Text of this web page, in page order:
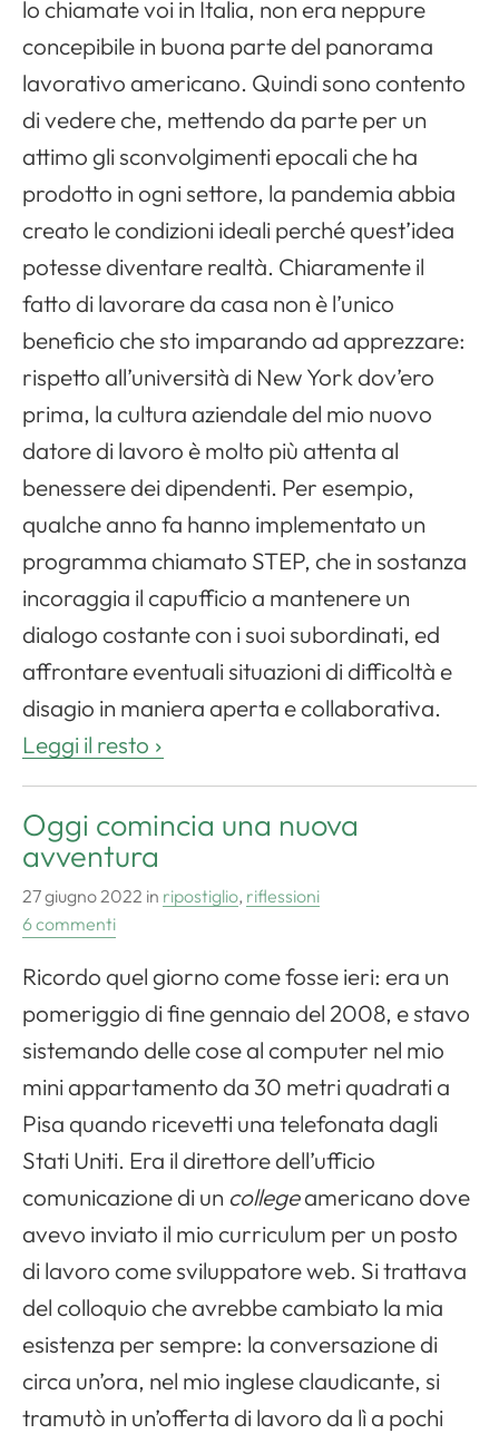
lo chiamate voi in Italia, non era neppure
concepibile in buona parte del panorama
lavorativo americano. Quindi sono contento
di vedere che, mettendo da parte per un
attimo gli sconvolgimenti epocali che ha
prodotto in ogni settore, la pandemia abbia
creato le condizioni ideali perché quest’idea
potesse diventare realtà. Chiaramente il
fatto di lavorare da casa non è l’unico
beneficio che sto imparando ad apprezzare:
rispetto all’università di New York dov’ero
prima, la cultura aziendale del mio nuovo
datore di lavoro è molto più attenta al
benessere dei dipendenti. Per esempio,
qualche anno fa hanno implementato un
programma chiamato STEP, che in sostanza
incoraggia il capufficio a mantenere un
dialogo costante con i suoi subordinati, ed
affrontare eventuali situazioni di difficoltà e
disagio in maniera aperta e collaborativa.
Leggi il resto
Oggi comincia una nuova
avventura
27 giugno 2022 in ripostiglio, riflessioni
6 commenti
Ricordo quel giorno come fosse ieri: era un
pomeriggio di fine gennaio del 2008, e stavo
sistemando delle cose al computer nel mio
mini appartamento da 30 metri quadrati a
Pisa quando ricevetti una telefonata dagli
Stati Uniti. Era il direttore dell’ufficio
comunicazione di un collegeamericano dove
avevo inviato il mio curriculum per un posto
di lavoro come sviluppatore web. Si trattava
del colloquio che avrebbe cambiato la mia
esistenza per sempre: la conversazione di
circa un’ora, nel mio inglese claudicante, si
tramutò in un’offerta di lavoro da lì a pochi